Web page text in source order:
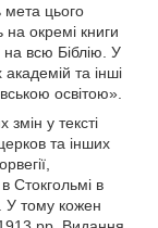
мета цього
окремі книги
всю Біблію. У
та інші
освітою».
у тексті
та інших
Стокгольмі в
У тому кожен